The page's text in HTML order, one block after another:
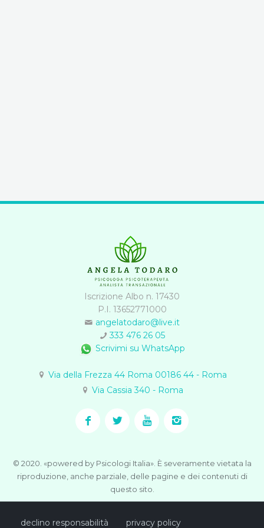
Iscrizione Albo n. 17430
P.I. 13652771000
angelatodaro@live.it
333 476 26 05
Scrivimi su WhatsApp
Via della Frezza 44 Roma 00186 44 - Roma
Via Cassia 340 - Roma
© 2020. «powered by Psicologi Italia». È severamente vietata la
riproduzione, anche parziale, delle pagine e dei contenuti di
questo sito.
declino responsabilità privacy policy